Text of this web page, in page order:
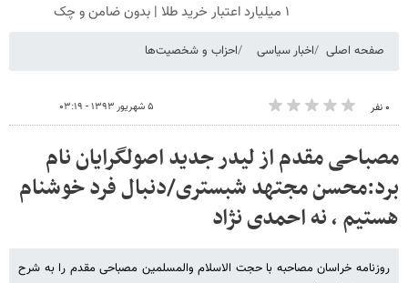
۱ میلیارد اعتبار خرید طلا | بدون ضامن و چک
صفحه اصلی اخبار سیاسی احزاب و شخصیت‌ها
۰ نفر ۵ شهریور ۱۳۹۳ - ۰۳:۱۹
مصباحی مقدم از لیدر جدید اصولگرایان نام
برد:محسن مجتهد شبستری/دنبال فرد خوشنام
هستیم ، نه احمدی نژاد
روزنامه خراسان مصاحبه با حجت الاسلام والمسلمین مصباحی مقدم را به شرح